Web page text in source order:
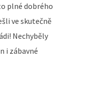
plné dobrého
ve skutečně
Nechyběly
i zábavné